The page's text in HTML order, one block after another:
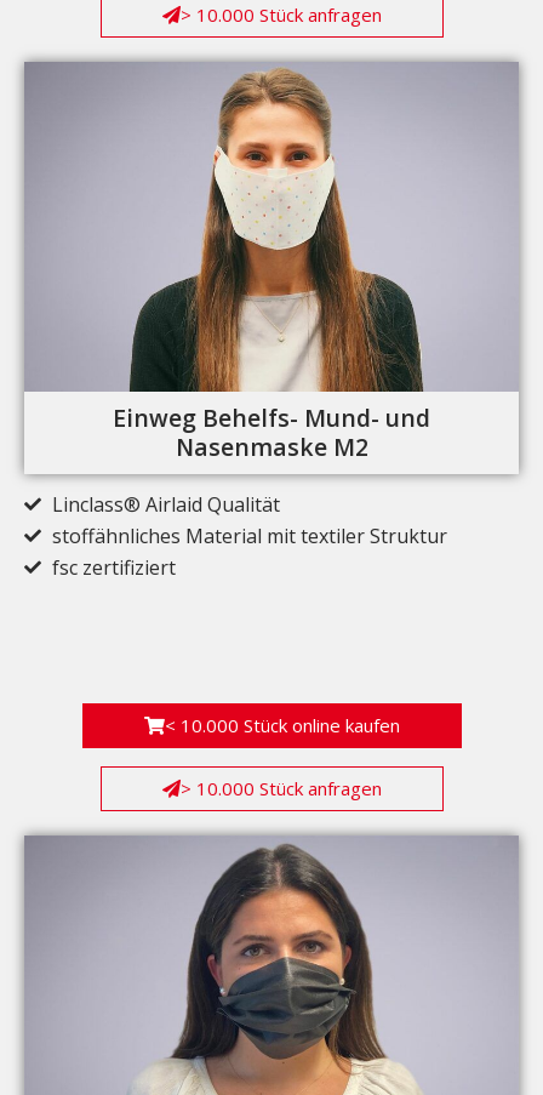
> 10.000 Stück anfragen
Einweg Behelfs- Mund- und
Nasenmaske M2
Linclass® Airlaid Qualität
stoffähnliches Material mit textiler Struktur
fsc zertifiziert
< 10.000 Stück online kaufen
> 10.000 Stück anfragen